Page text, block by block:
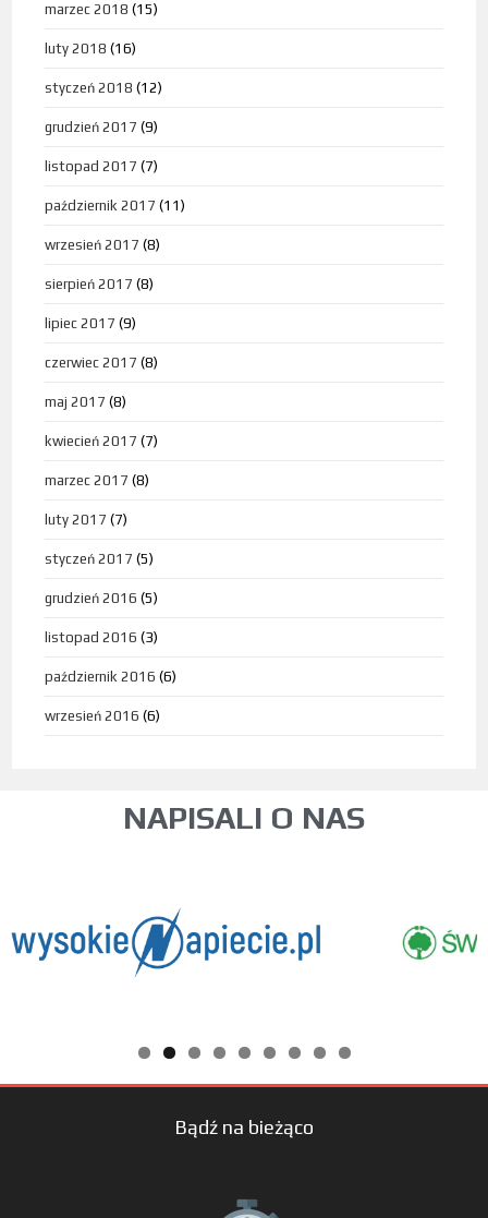
marzec 2018 (15)
luty 2018 (16)
styczeń 2018 (12)
grudzień 2017 (9)
listopad 2017 (7)
październik 2017 (11)
wrzesień 2017 (8)
sierpień 2017 (8)
lipiec 2017 (9)
czerwiec 2017 (8)
maj 2017 (8)
kwiecień 2017 (7)
marzec 2017 (8)
luty 2017 (7)
styczeń 2017 (5)
grudzień 2016 (5)
listopad 2016 (3)
październik 2016 (6)
wrzesień 2016 (6)
NAPISALI O NAS
Bądź na bieżąco